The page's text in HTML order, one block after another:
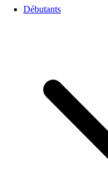
Débutants